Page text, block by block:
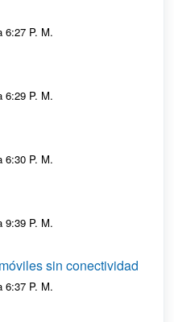
6:27 P. M.
6:29 P. M.
6:30 P. M.
9:39 P. M.
sin conectividad
6:37 P. M.